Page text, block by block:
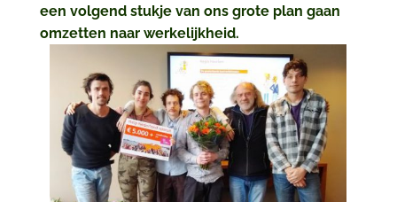
een volgend stukje van ons grote plan gaan
omzetten naar werkelijkheid.